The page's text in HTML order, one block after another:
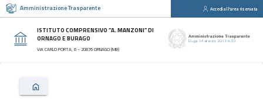
Amministrazione Trasparente Accedi all'area riservata
ISTITUTO COMPRENSIVO “A. MANZONI” DI
ORNAGO E BURAGO
VIA CARLO PORTA, 6 - 20876 ORNAGO (MB)
Sezioni
Disposizioni
Generali
Consulenti